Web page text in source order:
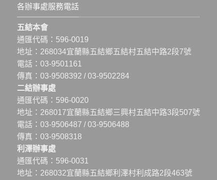
各辦事處服務電話
五結本會
通匯代碼：596-0019
地址： 268034宜蘭縣五結鄉五結村五結中路2段7號
電話： 03-9501161
傳真：03-9508392 / 03-9502284
二結辦事處
通匯代碼：596-0020
地址： 268017宜蘭縣五結鄉三興村五結中路3段507號
電話： 03-9506487 /03-9506488
傳真：03-9508318
利澤辦事處
通匯代碼：596-0031
地址： 268032宜蘭縣五結鄉利澤村利成路2段463號